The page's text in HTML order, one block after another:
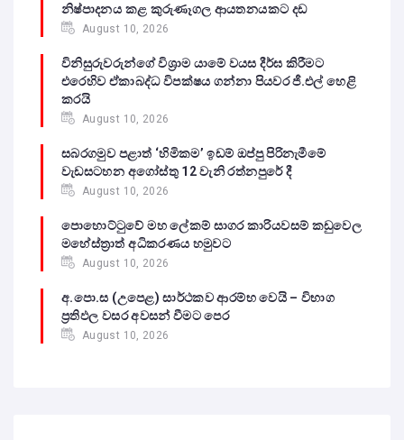
නිෂ්පාදනය කළ කුරුණෑගල ආයතනයකට දඩ
August 10, 2026
විනිසුරුවරුන්ගේ විශ්‍රාම යාමේ වයස දීර්ඝ කිරීමට
එරෙහිව ඒකාබද්ධ විපක්ෂය ගන්නා පියවර ජී.එල් හෙළි
කරයි
August 10, 2026
සබරගමුව පළාත් ‘හිමිකම’ ඉඩම් ඔප්පු පිරිනැමීමේ
වැඩසටහන අගෝස්තු 12 වැනි රත්නපුරේ දී
August 10, 2026
පොහොට්ටුවේ මහ ලේකම් සාගර කාරියවසම් කඩුවෙල
මහේස්ත්‍රාත් අධිකරණය හමුවට
August 10, 2026
අ.පො.ස (උපෙළ) සාර්ථකව ආරම්භ වෙයි – විභාග
ප්‍රතිඵල වසර අවසන් වීමට පෙර
August 10, 2026